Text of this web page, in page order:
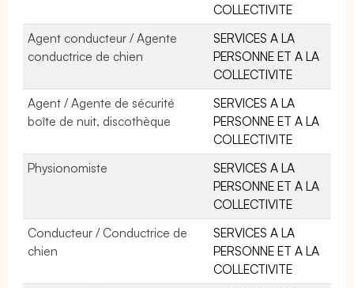
COLLECTIVITE
Agent conducteur / Agente
conductrice de chien
SERVICES A LA
PERSONNE ET A LA
COLLECTIVITE
Agent / Agente de sécurité
boîte de nuit, discothèque
SERVICES A LA
PERSONNE ET A LA
COLLECTIVITE
Physionomiste
SERVICES A LA
PERSONNE ET A LA
COLLECTIVITE
Conducteur / Conductrice de
chien
SERVICES A LA
PERSONNE ET A LA
COLLECTIVITE